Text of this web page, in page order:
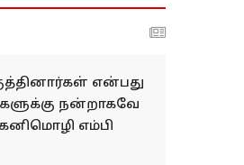
என்பது
நன்றாகவே
கனிமொழி எம்பி